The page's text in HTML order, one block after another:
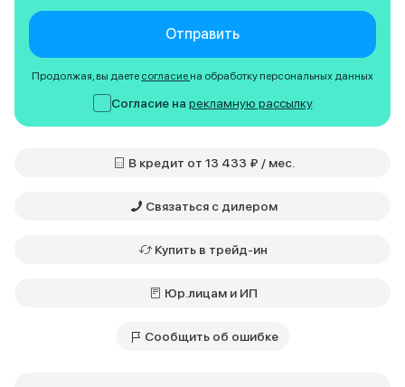
Отправить
Продолжая, вы даете согласие на обработку персональных данных
Согласие на рекламную рассылку
В кредит от 13 433 ₽ / мес.
Связаться с дилером
Купить в трейд-ин
Юр.лицам и ИП
Сообщить об ошибке